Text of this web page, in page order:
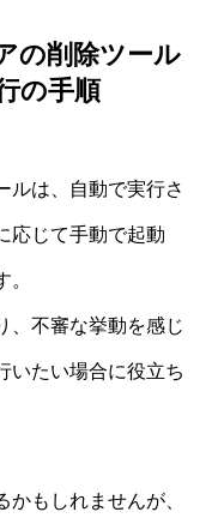
の削除ツール
の手順
ルは、自動で実行さ
応じて手動で起動
、不審な挙動を感じ
いたい場合に役立ち
もしれませんが、